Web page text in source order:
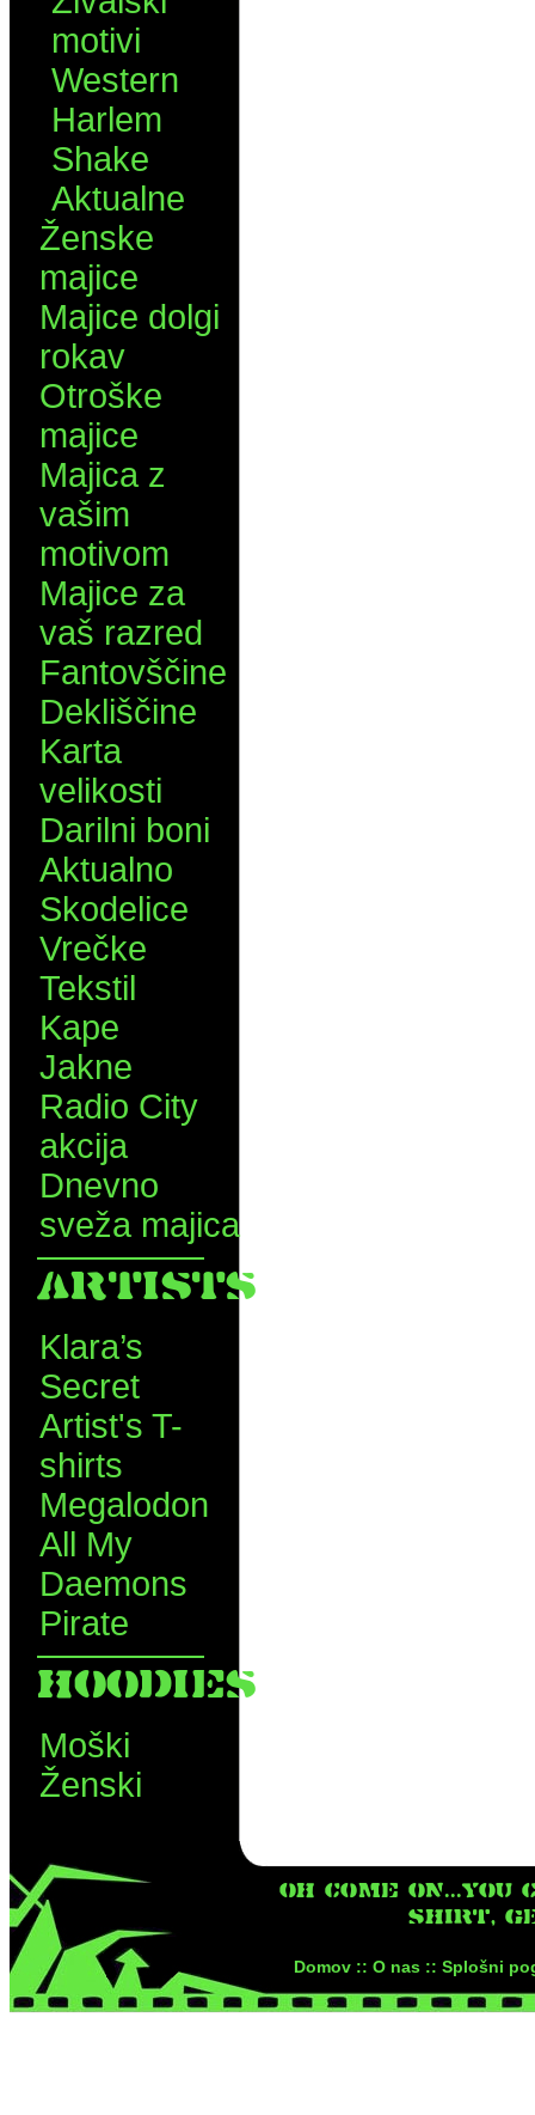
motivi
Western
Harlem
Shake
Aktualne
Ženske
majice
Majice dolgi
rokav
Otroške
majice
Majica z
vašim
motivom
Majice za
vaš razred
Fantovščine
Dekliščine
Karta
velikosti
Darilni boni
Aktualno
Skodelice
Vrečke
Tekstil
Kape
Jakne
Radio City
akcija
Dnevno
sveža majica
ARTISTS
Klara’s
Secret
Artist's T-
shirts
Megalodon
All My
Daemons
Pirate
HOODIES
Moški
Ženski
OH COME ON...YOU
SHIRT,
Domov :: O nas :: Splošni